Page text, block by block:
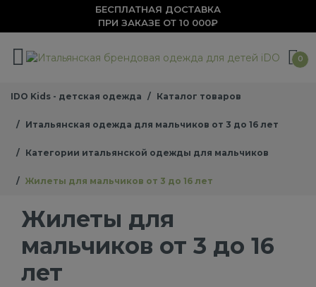
БЕСПЛАТНАЯ ДОСТАВКА
ПРИ ЗАКАЗЕ ОТ 10 000₽
0
IDO Kids - детская одежда Каталог товаров
Итальянская одежда для мальчиков от 3 до 16 лет
Категории итальянской одежды для мальчиков
Жилеты для мальчиков от 3 до 16 лет
Жилеты для
мальчиков от 3 до 16
лет